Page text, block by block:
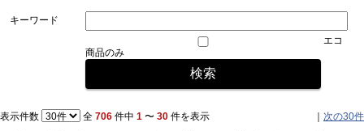
キーワード
エコ
商品のみ
表示件数 全 706 件中 1 〜 30 件を表示 次の30件